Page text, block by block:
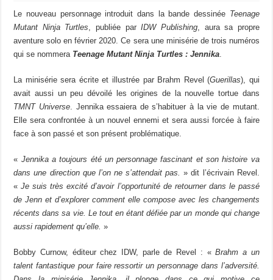
Le nouveau personnage introduit dans la bande dessinée Teenage
Mutant Ninja Turtles , publiée parIDW Publishing, aura sa propre
aventure solo en février 2020. Ce sera une minisérie de trois numéros
qui se nommera Teenage Mutant Ninja Turtles : Jennika
La minisérie sera écrite et illustrée par Brahm Revel (Guerillas), qui
avait aussi un peu dévoilé les origines de la nouvelle tortue dans
TMNT Universe. Jennika essaiera de s’habituer à la vie de mutant.
Elle sera confrontée à un nouvel ennemi et sera aussi forcée à faire
face à son passé et son présent problématique.
« Jennika a toujours été un personnage fascinant et son histoire va
dans une direction que l’on ne s’attendait pas.
» dit l’écrivain Revel.
«Je suis très excité d’avoir l’opportunité de retourner dans le passé
de Jenn et d’explorer comment elle compose avec les changements
récents dans sa vie. Le tout en étant défiée par un monde qui change
aussi rapidement qu’elle. »
Bobby Curnow, éditeur chez IDW, parle de Revel : «Brahm a un
talent fantastique pour faire ressortir un personnage dans l’adversité.